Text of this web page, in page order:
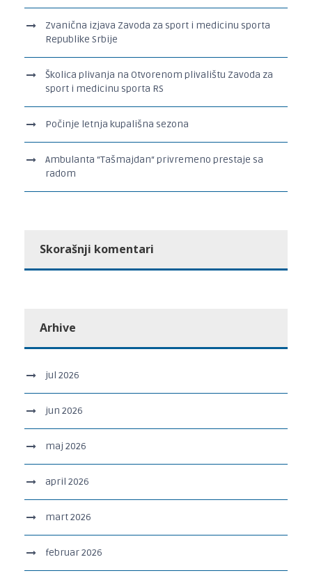
Zvanična izjava Zavoda za sport i medicinu sporta
Republike Srbije
Školica plivanja na Otvorenom plivalištu Zavoda za
sport i medicinu sporta RS
Počinje letnja kupališna sezona
Ambulanta “Tašmajdan“ privremeno prestaje sa
radom
Skorašnji komentari
Arhive
jul 2026
jun 2026
maj 2026
april 2026
mart 2026
februar 2026